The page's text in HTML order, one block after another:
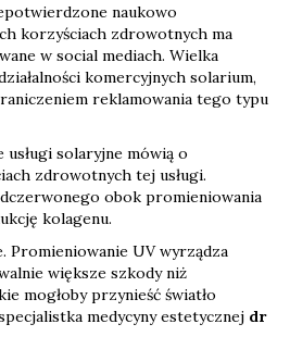
naukowo
korzyściach zdrowotnych ma
w social mediach. Wielka
komercyjnych solarium,
reklamowania tego typu
solaryjne mówią o
zdrowotnych tej usługi.
obok promieniowania
kolagenu.
Promieniowanie UV wyrządza
większe szkody niż
mogłoby przynieść światło
medycyny estetycznej dr